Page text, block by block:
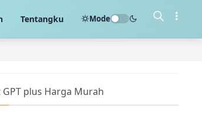
Tentangku Mode
GPT plus Harga Murah